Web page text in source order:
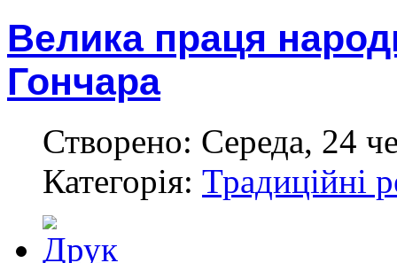
Велика праця
Гончара
Створено: Середа, 24
Категорія: Традиційні